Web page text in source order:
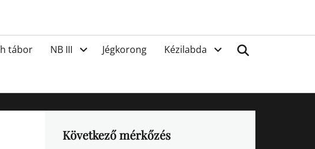
tábor NB III Jégkorong Kézilabda
Következő mérkőzés